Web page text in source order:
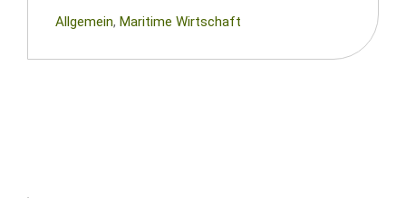
Allgemein, Maritime Wirtschaft